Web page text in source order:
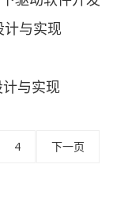
计与实现
与实现
4 下一页